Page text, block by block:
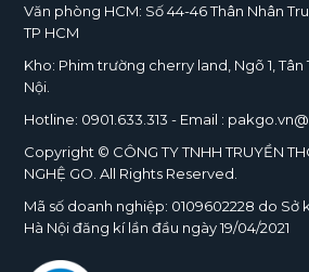
Văn phòng HCM: Số 44-46 Thân Nhân
TP HCM
Kho: Phim trường cherry land, Ngõ 1, Tân
Nội.
Hotline: 0901.633.313 - Email :
Copyright © CÔNG TY TNHH TRUYỀN
NGHỆ GO . All Rights Reserved.
Mã số doanh nghiệp: 0109602228 do Sở
Hà Nội đăng kí lần đầu ngày 19/04/2021